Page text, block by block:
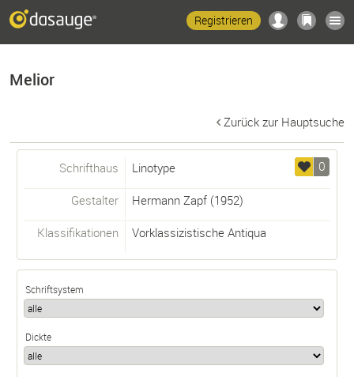
Registrieren
Melior
Zurück zur Hauptsuche
0
Schrifthaus Linotype
Gestalter Hermann Zapf(1952)
Klassifikationen Vorklassizistische Antiqua
Schriftsystem
Dickte